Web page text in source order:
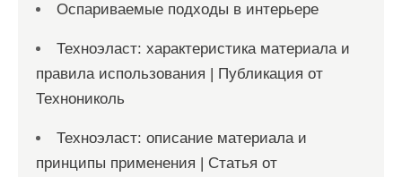
Оспариваемые подходы в интерьере
Техноэласт: характеристика материала и
правила использования | Публикация от
Технониколь
Техноэласт: описание материала и
принципы применения | Статья от